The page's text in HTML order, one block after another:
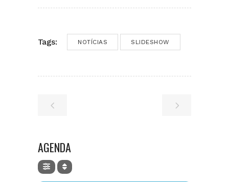
Tags: NOTÍCIAS SLIDESHOW
AGENDA